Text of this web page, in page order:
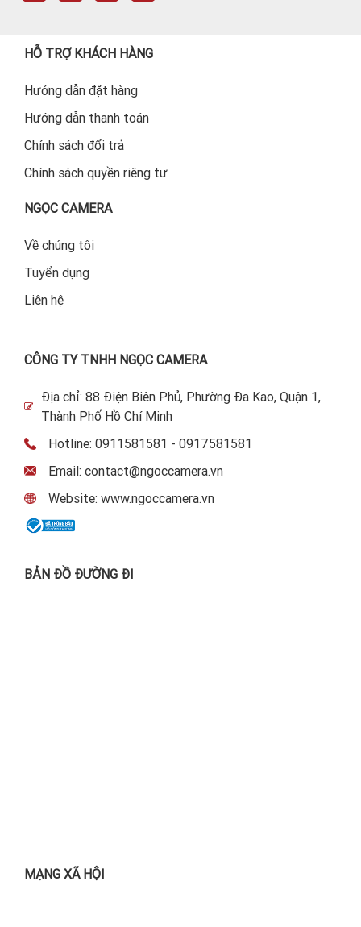
HỖ TRỢ KHÁCH HÀNG
Hướng dẫn đặt hàng
Hướng dẫn thanh toán
Chính sách đổi trả
Chính sách quyền riêng tư
NGỌC CAMERA
Về chúng tôi
Tuyển dụng
Liên hệ
CÔNG TY TNHH NGỌC CAMERA
Địa chỉ: 88 Điện Biên Phủ, Phường Đa Kao, Quận 1,
Thành Phố Hồ Chí Minh
Hotline: 0911581581 - 0917581581
Email: contact@ngoccamera.vn
Website: www.ngoccamera.vn
BẢN ĐỒ ĐƯỜNG ĐI
MẠNG XÃ HỘI